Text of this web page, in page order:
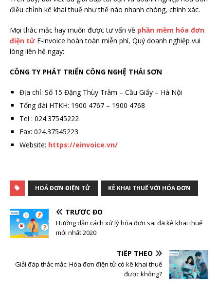
điều chỉnh kê khai thuế như thế nào nhanh chóng, chính xác.
Mọi thắc mắc hay muốn được tư vấn về phần mềm hóa đơn
điện tửE-invoice hoàn toàn miễn phí, Quý doanh nghiệp vui
lòng liên hệ ngay:
CÔNG TY PHÁT TRIỂN CÔNG NGHỆ THÁI SƠN
Địa chỉ: Số 15 Đặng Thùy Trâm – Cầu Giấy – Hà Nội
Tổng đài HTKH: 1900 4767 – 1900 4768
Tel : 024.37545222
Fax: 024.37545223
Website: https://einvoice.vn/
HOÁ ĐƠN ĐIỆN TỬ KÊ KHAI THUẾ VỚI HÓA ĐƠN
TRƯỚC ĐÓ
Hướng dẫn cách xử lý hóa đơn sai đã kê khai thuế
mới nhất 2020
TIẾP THEO
Giải đáp thắc mắc: Hóa đơn điện tử có kê khai thuế
được không?